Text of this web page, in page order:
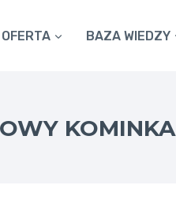
OFERTA BAZA WIEDZY
KOMINKA